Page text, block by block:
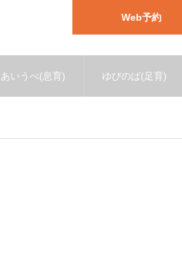
Web予約
あいうべ(息育) ゆびのば(足育)